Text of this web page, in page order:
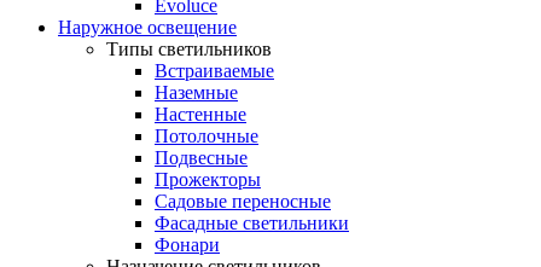
Evoluce
Наружное освещение
Типы светильников
Встраиваемые
Наземные
Настенные
Потолочные
Подвесные
Прожекторы
Садовые переносные
Фасадные светильники
Фонари